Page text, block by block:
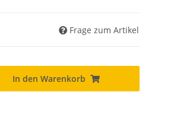
Frage zum Artikel
In den Warenkorb